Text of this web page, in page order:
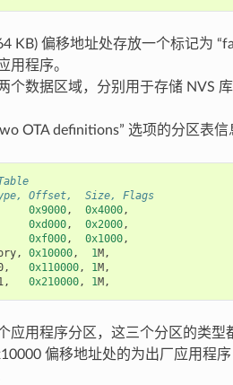
KB) 偏移地址处存放一个标记为
用程序。
个数据区域，分别用于存储 NVS
OTA definitions” 选项的分区表信
Offset,  Size, Flags
0x9000, 0x4000,
0xd000, 0x2000,
0xf000, 0x1000,
, 0x10000, 1M,
, 0x110000, 1M,
, 0x210000, 1M,
应用程序分区，这三个分区的类型
偏移地址处的为出厂应用程